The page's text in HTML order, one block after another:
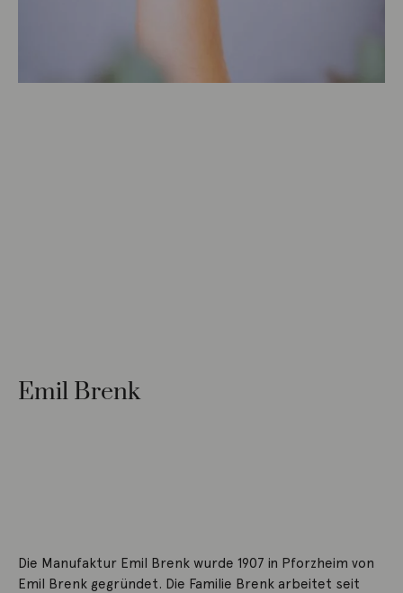
Emil Brenk
Die Manufaktur Emil Brenk wurde 1907 in Pforzheim von
Emil Brenk gegründet. Die Familie Brenk arbeitet seit